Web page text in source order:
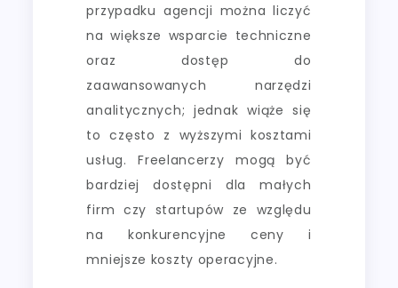
przypadku agencji można liczyć
na większe wsparcie techniczne
oraz dostęp do
zaawansowanych narzędzi
analitycznych; jednak wiąże się
to często z wyższymi kosztami
usług. Freelancerzy mogą być
bardziej dostępni dla małych
firm czy startupów ze względu
na konkurencyjne ceny i
mniejsze koszty operacyjne.